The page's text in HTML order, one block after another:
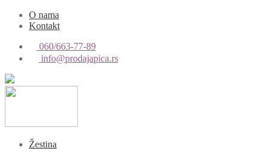
O nama
Kontakt
060/663-77-89
info@prodajapica.rs
Žestina